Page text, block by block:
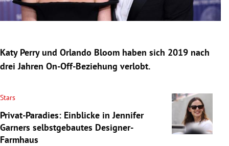
Untermenü
Untermenü
Katy Perry und Orlando Bloom haben sich 2019 nach
drei Jahren On-Off-Beziehung verlobt.
Stars
Privat-Paradies: Einblicke in Jennifer
Garners selbstgebautes Designer-
Farmhaus